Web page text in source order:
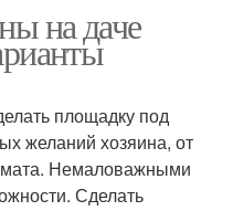
на даче
площадку под
желаний хозяина, от
Немаловажными
Сделать